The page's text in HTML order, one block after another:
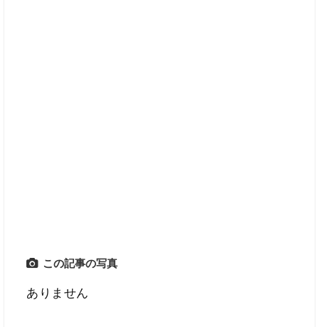
この記事の写真
ありません